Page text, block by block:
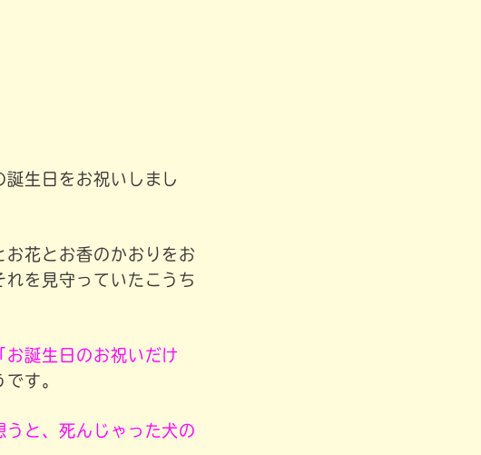
生日をお祝いしまし
花とお香のかおりをお
を見守っていたこうち
お誕生日のお祝いだけ
です。
うと、死んじゃった犬の